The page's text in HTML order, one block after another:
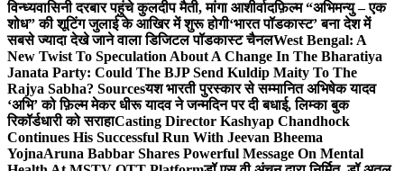
विन्ध्यवासिनी दरबार पहुंचे कुलदीप मैती, मांगा आशीर्वादफ़िल्म “अभिमन्यु – एक
शोध” की शूटिंग जुलाई के आखिर में शुरू होगी‘भारत पॉडकास्ट’ बना देश में
सबसे ज्यादा देखे जाने वाला डिजिटल पॉडकास्ट चैनलWest Bengal: A
New Twist To Speculation About A Change In The Bharatiya
Janata Party: Could The BJP Send Kuldip Maity To The
Rajya Sabha? Sourcesयश भारती पुरस्कार से सम्मानित अभिषेक यादव
‘अभि’ को फ़िल्म मेकर धीरू यादव ने जन्मदिन पर दी बधाई, लिम्का बुक
रिकॉर्डधारी को सराहाCasting Director Kashyap Chandhock
Continues His Successful Run With Jeevan Bheema
YojnaAruna Babbar Shares Powerful Message On Mental